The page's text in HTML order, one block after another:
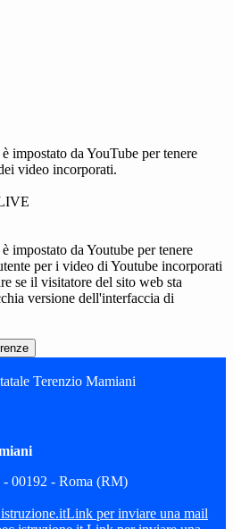
impostato da YouTube per tenere
video incorporati.
impostato da Youtube per tenere
per i video di Youtube incorporati
se il visitatore del sito web sta
versione dell'interfaccia di
Terenzio Mamiani
00192 - Roma (RM)
Link per inviare una mail